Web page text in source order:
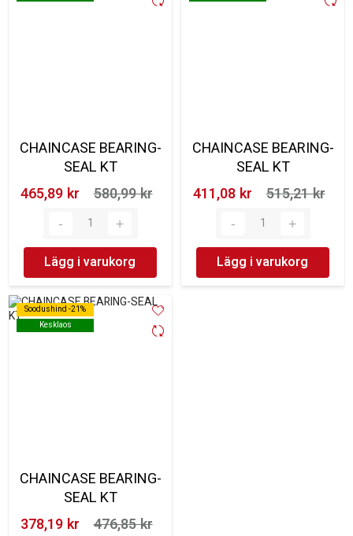
CHAINCASE BEARING-
SEAL KT
465,89 kr‎
580,99 kr‎
Lägg i varukorg
CHAINCASE BEARING-
SEAL KT
411,08 kr‎
515,21 kr‎
Lägg i varukorg
Soodushind -21%
Kesklaos
Soodushind -21%
Kesklaos
CHAINCASE BEARING-
SEAL KT
378,19 kr‎
476,85 kr‎